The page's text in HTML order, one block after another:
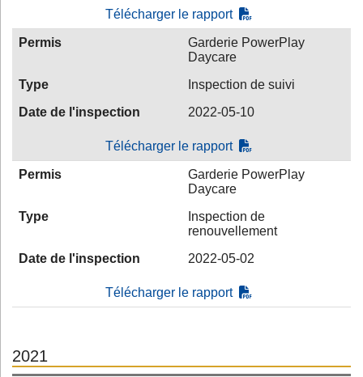
Télécharger le rapport
Permis
Garderie PowerPlay
Daycare
Type
Inspection de suivi
Date de l'inspection
2022-05-10
Télécharger le rapport
Permis
Garderie PowerPlay
Daycare
Type
Inspection de
renouvellement
Date de l'inspection
2022-05-02
Télécharger le rapport
2021